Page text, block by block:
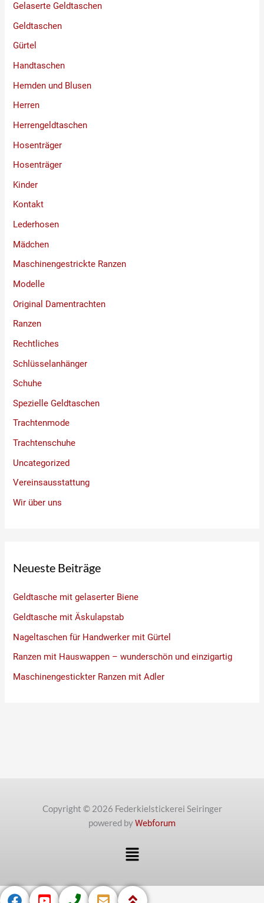
Gelaserte Geldtaschen
Geldtaschen
Gürtel
Handtaschen
Hemden und Blusen
Herren
Herrengeldtaschen
Hosenträger
Hosenträger
Kinder
Kontakt
Lederhosen
Mädchen
Maschinengestrickte Ranzen
Modelle
Original Damentrachten
Ranzen
Rechtliches
Schlüsselanhänger
Schuhe
Spezielle Geldtaschen
Trachtenmode
Trachtenschuhe
Uncategorized
Vereinsausstattung
Wir über uns
Neueste Beiträge
Geldtasche mit gelaserter Biene
Geldtasche mit Äskulapstab
Nageltaschen für Handwerker mit Gürtel
Ranzen mit Hauswappen – wunderschön und einzigartig
Maschinengestickter Ranzen mit Adler
Copyright © 2026 Federkielstickerei Seiringer
powered byWebforum
Menü